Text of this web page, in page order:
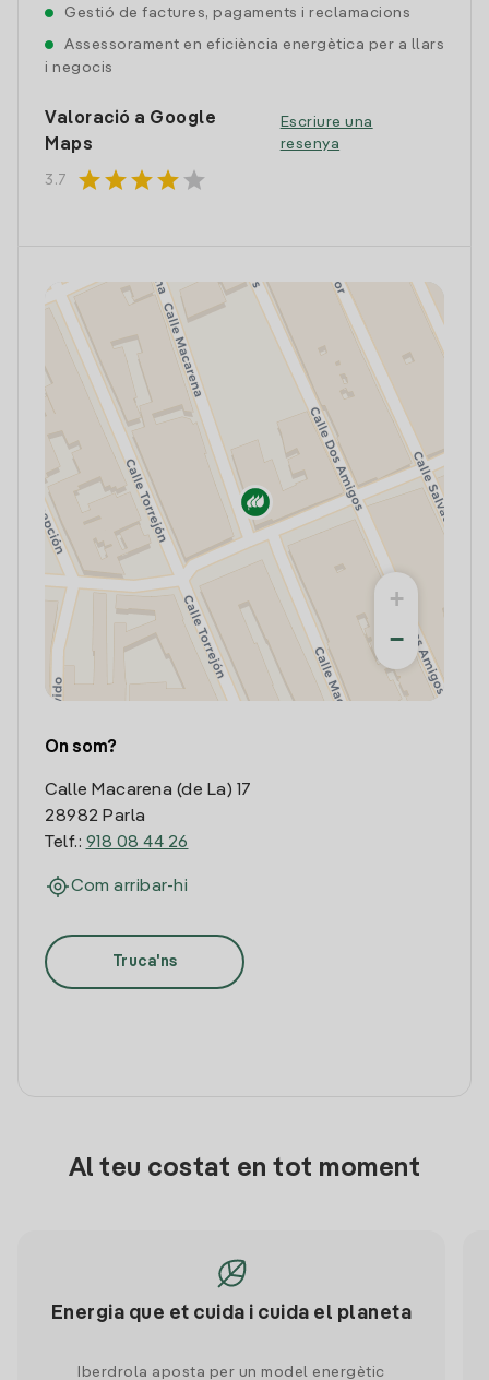
Gestió de factures, pagaments i reclamacions
Assessorament en eficiència energètica per a llars
i negocis
Valoració a Google
Maps
3.7 starstarstarstar star
Escriure una
resenya
+
−
On som?
Calle Macarena (de La) 17
28982 Parla
Telf.: 918 08 44 26
Com arribar-hi
Truca'ns
Al teu costat en tot moment
Energia que et cuida i cuida el planeta
Iberdrola aposta per un model energètic